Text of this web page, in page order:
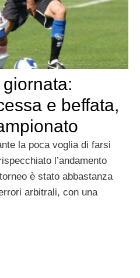
e beffata,
la poca voglia di farsi
l’andamento
è stato abbastanza
arbitrali, con una